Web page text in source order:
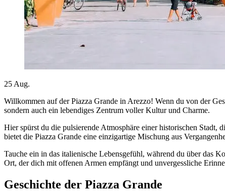
25 Aug.
Willkommen auf der Piazza Grande in Arezzo! Wenn du von der
sondern auch ein lebendiges Zentrum voller Kultur und Charme.
Hier spürst du die pulsierende Atmosphäre einer historischen
bietet die Piazza Grande eine einzigartige Mischung aus
Tauche ein in das italienische Lebensgefühl, während du über das
Ort, der dich mit offenen Armen empfängt und unvergessliche
Geschichte der Piazza Grande